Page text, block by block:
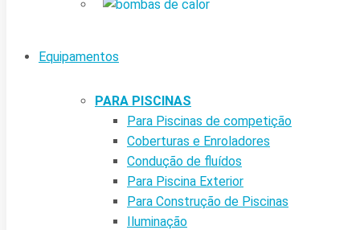
Equipamentos
PARA PISCINAS
Para Piscinas de competição
Coberturas e Enroladores
Condução de fluídos
Para Piscina Exterior
Para Construção de Piscinas
Iluminação